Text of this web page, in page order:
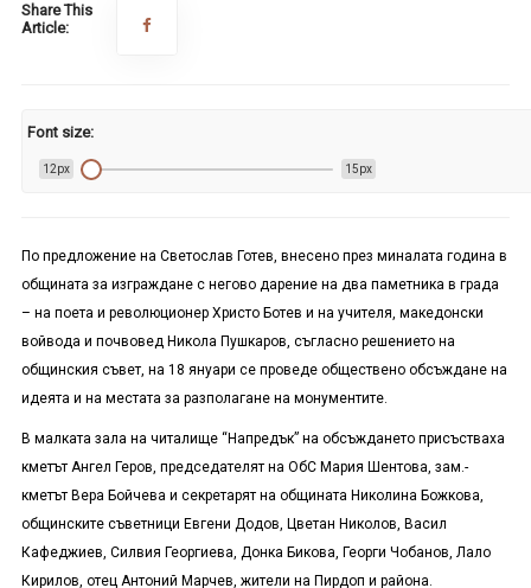
Share This
Article:
Font size:
12px 15px
По предложение на Светослав Готев, внесено през миналата година в
общината за изграждане с негово дарение на два паметника в града
– на поета и революционер Христо Ботев и на учителя, македонски
войвода и почвовед Никола Пушкаров, съгласно решението на
общинския съвет, на 18 януари се проведе обществено обсъждане на
идеята и на местата за разполагане на монументите.
В малката зала на читалище “Напредък” на обсъждането присъстваха
кметът Ангел Геров, председателят на ОбС Мария Шентова, зам.-
кметът Вера Бойчева и секретарят на общината Николина Божкова,
общинските съветници Евгени Додов, Цветан Николов, Васил
Кафеджиев, Силвия Георгиева, Донка Бикова, Георги Чобанов, Лало
Кирилов, отец Антоний Марчев, жители на Пирдоп и района.